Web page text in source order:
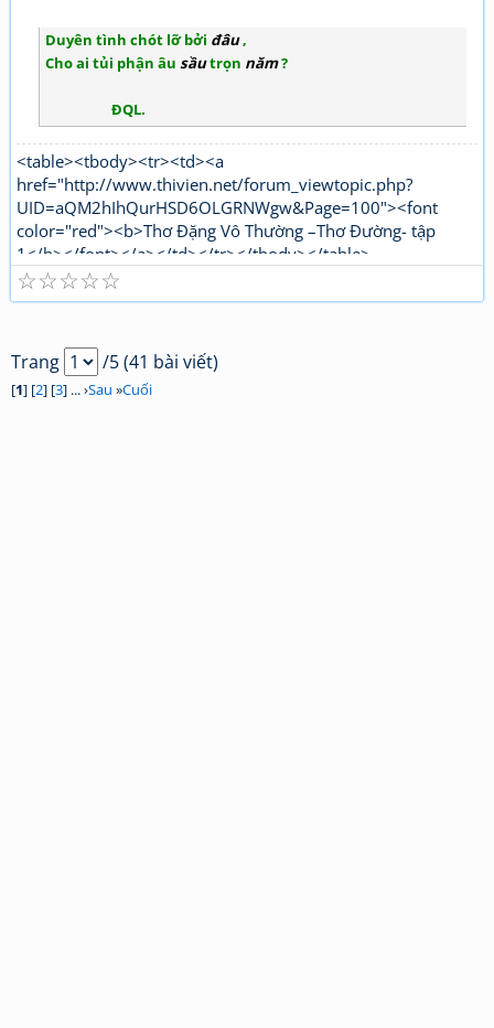
Duyên tình chót lỡ bởi đâu,
Cho ai tủi phận âu sầutrọn năm?
ĐQL.
<table><tbody><tr><td><a
href="http://www.thivien.net/forum_viewtopic.php?
UID=aQM2hIhQurHSD6OLGRNWgw&Page=100"><font
color="red"><b>Thơ Đặng Vô Thường –Thơ Đường- tập
1</b></font></a></td></tr></tbody></table>
<table><tbody><tr><td><a
href="http://www.thivien.net/forum_viewtopic.php?
Đặng Vô Thường Thơ mới - tập 1</b></font></a></td></tr>
</tbody></table>
☆
☆
☆
☆
☆
Trang /5 (41 bài viết)
[1] [2] [3] ... ›Sau »Cuối